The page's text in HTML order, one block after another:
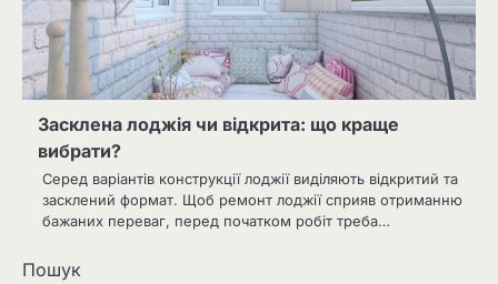
Засклена лоджія чи відкрита: що краще
вибрати?
Серед варіантів конструкції лоджії виділяють відкритий та
засклений формат. Щоб ремонт лоджії сприяв отриманню
бажаних переваг, перед початком робіт треба…
Пошук